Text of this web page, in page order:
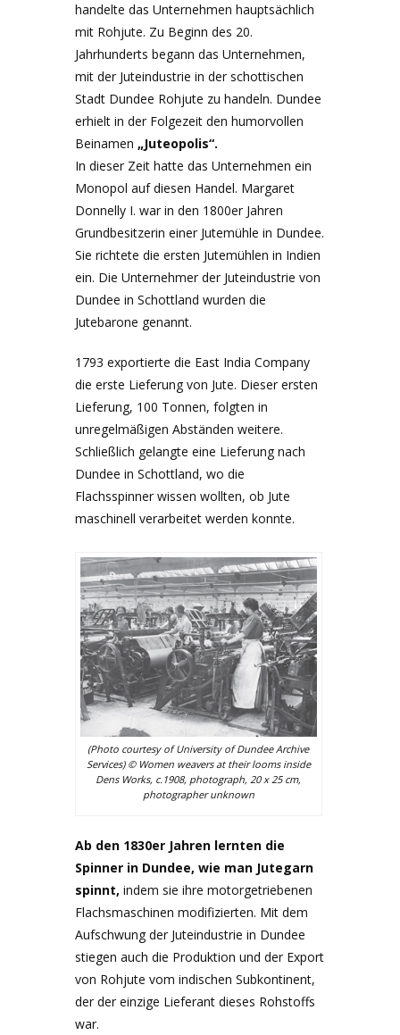
handelte das Unternehmen hauptsächlich
mit Rohjute. Zu Beginn des 20.
Jahrhunderts begann das Unternehmen,
mit der Juteindustrie in der schottischen
Stadt Dundee Rohjute zu handeln. Dundee
erhielt in der Folgezeit den humorvollen
Beinamen „Juteopolis“.
In dieser Zeit hatte das Unternehmen ein
Monopol auf diesen Handel. Margaret
Donnelly I. war in den 1800er Jahren
Grundbesitzerin einer Jutemühle in Dundee.
Sie richtete die ersten Jutemühlen in Indien
ein. Die Unternehmer der Juteindustrie von
Dundee in Schottland wurden die
Jutebarone genannt.
1793 exportierte die East India Company
die erste Lieferung von Jute. Dieser ersten
Lieferung, 100 Tonnen, folgten in
unregelmäßigen Abständen weitere.
Schließlich gelangte eine Lieferung nach
Dundee in Schottland, wo die
Flachsspinner wissen wollten, ob Jute
maschinell verarbeitet werden konnte.
(Photo courtesy of University of Dundee Archive
Services) © Women weavers at their looms inside
Dens Works, c.1908, photograph, 20 x 25 cm,
photographer unknown
Ab den 1830er Jahren lernten die
Spinner in Dundee, wie man Jutegarn
spinnt, indem sie ihre motorgetriebenen
Flachsmaschinen modifizierten. Mit dem
Aufschwung der Juteindustrie in Dundee
stiegen auch die Produktion und der Export
von Rohjute vom indischen Subkontinent,
der der einzige Lieferant dieses Rohstoffs
war.